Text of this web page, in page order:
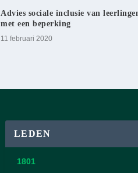
Advies sociale inclusie van
met een beperking
11 februari 2020
LEDEN
1801